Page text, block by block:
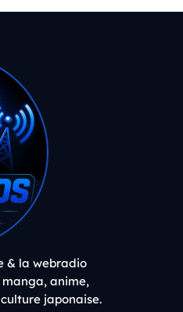
& la webradio
anime,
japonaise.